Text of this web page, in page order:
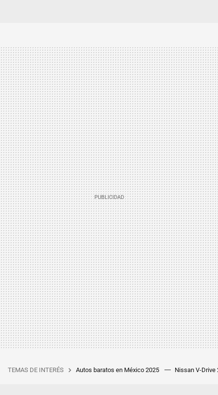
TEMAS DE INTERÉS Autos baratos en México 2025 Nissan V-Drive